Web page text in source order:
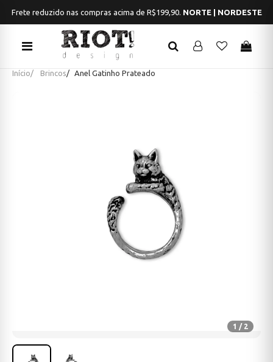
Frete reduzido nas compras acima de R$199,90. NORTE | NORDESTE
Início Brincos Anel Gatinho Prateado
1 / 2